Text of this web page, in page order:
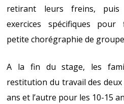
retirant leurs freins, puis
exercices spécifiques
petite chorégraphie de
A la fin du stage, les
restitution du travail des
ans et l’autre pour les 10-15